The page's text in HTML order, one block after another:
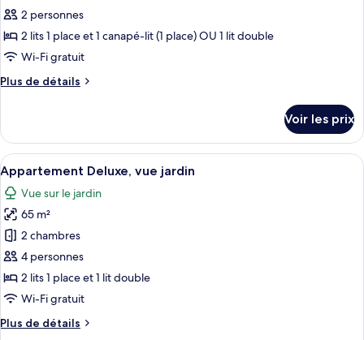
pour
ce
type
chambre :
2 personnes
2 lits 1 place et 1 canapé-lit (1 place) OU 1 lit double
Wi-Fi gratuit
Plus de détails
Plus
le
type
de
chambre
Chambre
Économique
Voir les prix
Afficher
toutes
les
photos
pour
ce
type
de
chambre :
Appartement
Une chambre à coucher moderne,
14
Appartement Deluxe, vue jardin
Vue sur le jardin
65 m²
2 chambres
4 personnes
2 lits 1 place et 1 lit double
Wi-Fi gratuit
Plus de détails
Plus